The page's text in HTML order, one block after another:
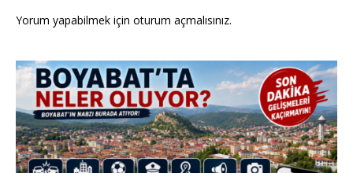
Yorum yapabilmek için oturum açmalısınız.